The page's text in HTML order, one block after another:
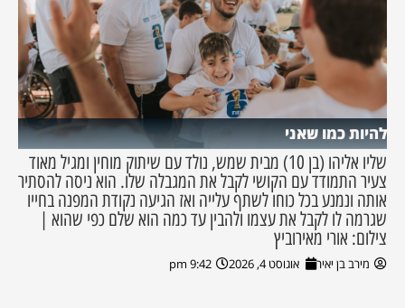
להיות כמו שאני
שליו אליהו (בן 10) מבית שמש, נולד עם שיתוק מוחין ומגיל מאוד
צעיר התמודד עם הקושי לקבל את המגבלה שלו. הוא ניסה להסתיר
אותה ונמנע בכל כוחו לשתף עלייה ואז הגיעה נקודת המפנה בחייו
שגרמה לו לקבל את עצמו ולהבין עד כמה הוא שלם כפי שהוא |
צילום: אורי מאירוביץ
מירב בן יאיר אוגוסט 4, 2026 9:42 pm